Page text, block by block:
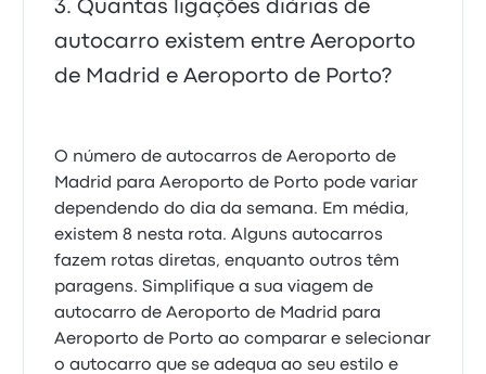
Quantas ligações diárias de
autocarro existem entre Aeroporto
de Madrid e Aeroporto de Porto?
O número de autocarros de Aeroporto de
Madrid para Aeroporto de Porto pode variar
dependendo do dia da semana. Em média,
existem 8 nesta rota. Alguns autocarros
fazem rotas diretas, enquanto outros têm
paragens. Simplifique a sua viagem de
autocarro de Aeroporto de Madrid para
Aeroporto de Porto ao comparar e selecionar
o autocarro que se adequa ao seu estilo e